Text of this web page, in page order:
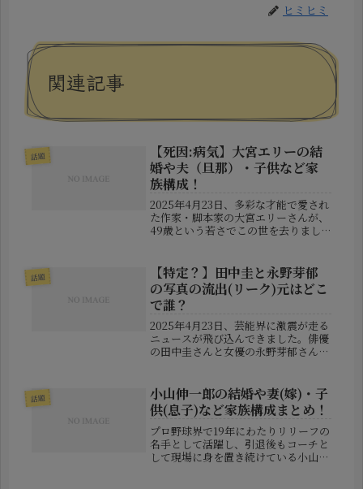
ヒミヒミ
関連記事
話題
【死因:病気】大宮エリーの結
婚や夫（旦那）・子供など家
族構成！
2025年4月23日、多彩な才能で愛され
た作家・脚本家の大宮エリーさんが、
49歳という若さでこの世を去りまし
【大宮エリー】船越英一郎との関係
は？実際はどうだったの？この記事...
話題
【特定？】田中圭と永野芽郁
の写真の流出(リーク)元はどこ
で誰？
2025年4月23日、芸能界に激震が走る
ニュースが飛び込んできました。俳優
の田中圭さんと女優の永野芽郁さんに
のは、2人が手をつなぎ歩く写真。清
純派のイメージが強い永野さんと...
話題
小山伸一郎の結婚や妻(嫁)・子
供(息子)など家族構成まとめ！
プロ野球界で19年にわたりリリーフの
名手として活躍し、引退後もコーチと
して現場に身を置き続けている小山伸